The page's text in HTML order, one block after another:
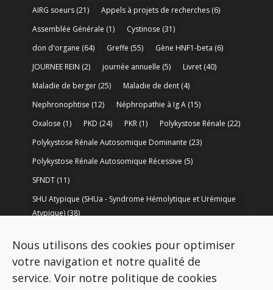
Nous utilisons des cookies pour optimiser
votre navigation et notre qualité de
service. Voir notre politique de cookies
AIRG soeurs(21) Appels à projets de recherches(6)
Assemblée Générale (1) Cystinose (31)
don d'organe (64) Greffe (55) Gène HNF1-beta (6)
JOURNEE REIN (2) journée annuelle (5) Livret(40)
Maladie de berger(25) Maladie de dent(4)
Nephronophtise (12) Néphropathie à Ig A(15)
Oxalose (1) PKD (24) PKR(1) Polykystose Rénale (22)
Polykystose Rénale Autosomique Dominante (23)
Polykystose Rénale Autosomique Récessive (5)
SFNDT(11)
SHU Atypique (SHUa - Syndrome Hémolytique et Urémique
Atypique)(38)
Syndrome de Bartter(8) Syndrome d’Alport(37)